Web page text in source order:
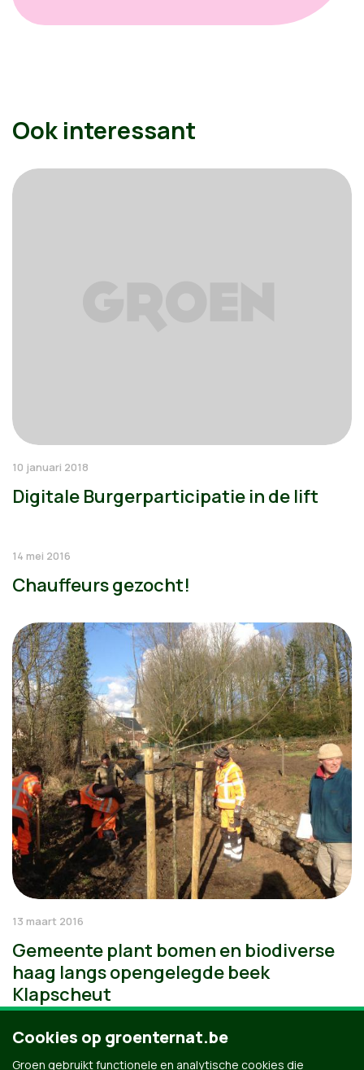
Ook interessant
10 januari 2018
Digitale Burgerparticipatie in de lift
14 mei 2016
Chauffeurs gezocht!
13 maart 2016
Gemeente plant bomen en biodiverse
haag langs opengelegde beek
Klapscheut
Cookies op groenternat.be
Groen gebruikt functionele en analytische cookies die